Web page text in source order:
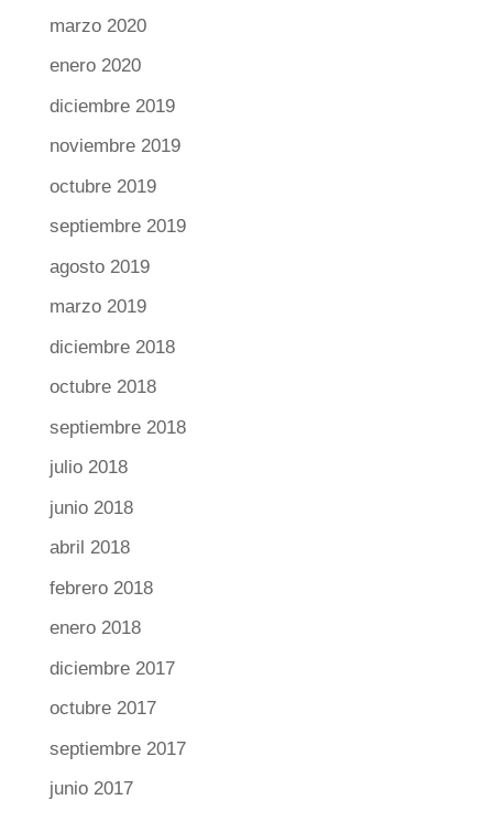
marzo 2020
enero 2020
diciembre 2019
noviembre 2019
octubre 2019
septiembre 2019
agosto 2019
marzo 2019
diciembre 2018
octubre 2018
septiembre 2018
julio 2018
junio 2018
abril 2018
febrero 2018
enero 2018
diciembre 2017
octubre 2017
septiembre 2017
junio 2017